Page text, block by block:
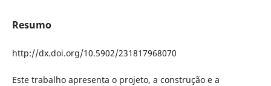
Resumo
http://dx.doi.org/10.5902/231817968070
Este trabalho apresenta o projeto, a construção e a